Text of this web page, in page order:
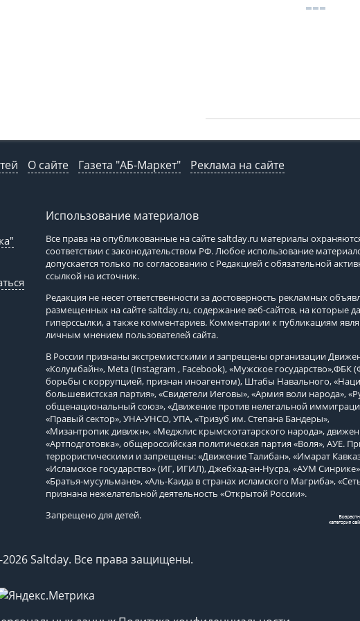
О сайте Газета "АБ-Маркет" Реклама на сайте
Использование материалов
Все права на опубликованные на сайтеsaltday.ru материалы
соответствии с законодательством РФ. Любое использование
допускается только по согласованию с Редакцией с обязательной
ссылкой на источник.
Редакция не несет ответственности за достоверность рекламных
размещенных на сайтеsaltday.ru, содержание веб-сайтов, на которые
гиперссылки, а также комментариев. Комментарии к публикациям
личным мнением пользователей сайта.
В России признаны экстремистскими и запрещены организации
«Колумбайн», Meta (Instagram , Facebook), «Мужское государство»,ФБК
борьбы с коррупцией, признан иноагентом), Штабы Навального,
большевистская партия», «Свидетели Иеговы», «Армия воли народа»,
общенациональный союз», «Движение против нелегальной
«Правый сектор», УНА-УНСО, УПА, «Тризуб им. Степана Бандеры»,
«Мизантропик дивижн», «Меджлис крымскотатарского народа»,
«Артподготовка», общероссийская политическая партия «Воля», АУЕ.
террористическими и запрещены: «Движение Талибан», «Имарат
«Исламское государство» (ИГ, ИГИЛ), Джебхад-ан-Нусра, «АУМ
«Братья-мусульмане», «Аль-Каида в странах исламского Магриба»,
признана нежелательной деятельность «Открытой России».
Запрещено для детей.
Saltday. Все права защищены.